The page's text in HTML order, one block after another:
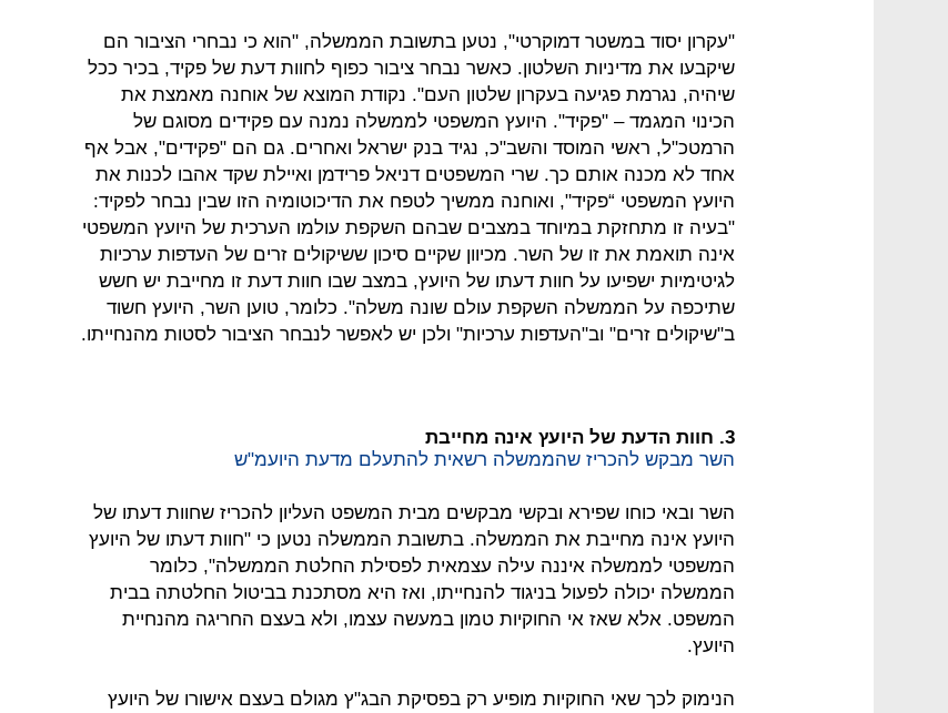
"עקרון יסוד במשטר דמוקרטי", נטען בתשובת הממשלה, "הוא כי נבחרי הציבור הם
שיקבעו את מדיניות השלטון. כאשר נבחר ציבור כפוף לחוות דעת של פקיד, בכיר ככל
שיהיה, נגרמת פגיעה בעקרון שלטון העם". נקודת המוצא של אוחנה מאמצת את
הכינוי המגמד – "פקיד". היועץ המשפטי לממשלה נמנה עם פקידים מסוגם של
הרמטכ"ל, ראשי המוסד והשב"כ, נגיד בנק ישראל ואחרים. גם הם "פקידים", אבל אף
אחד לא מכנה אותם כך. שרי המשפטים דניאל פרידמן ואיילת שקד אהבו לכנות את
היועץ המשפטי “פקיד", ואוחנה ממשיך לטפח את הדיכוטומיה הזו שבין נבחר לפקיד:
"בעיה זו מתחזקת במיוחד במצבים שבהם השקפת עולמו הערכית של היועץ המשפטי
אינה תואמת את זו של השר. מכיוון שקיים סיכון ששיקולים זרים של העדפות ערכיות
לגיטימיות ישפיעו על חוות דעתו של היועץ, במצב שבו חוות דעת זו מחייבת יש חשש
שתיכפה על הממשלה השקפת עולם שונה משלה". כלומר, טוען השר, היועץ חשוד
ב"שיקולים זרים" וב"העדפות ערכיות" ולכן יש לאפשר לנבחר הציבור לסטות מהנחייתו.
3. חוות הדעת של היועץ אינה מחייבת
השר מבקש להכריז שהממשלה רשאית להתעלם מדעת היועמ"ש
השר ובאי כוחו שפירא ובקשי מבקשים מבית המשפט העליון להכריז שחוות דעתו של
היועץ אינה מחייבת את הממשלה. בתשובת הממשלה נטען כי "חוות דעתו של היועץ
המשפטי לממשלה איננה עילה עצמאית לפסילת החלטת הממשלה", כלומר
הממשלה יכולה לפעול בניגוד להנחייתו, ואז היא מסתכנת בביטול החלטתה בבית
המשפט. אלא שאז אי החוקיות טמון במעשה עצמו, ולא בעצם החריגה מהנחיית
היועץ.
הנימוק לכך שאי החוקיות מופיע רק בפסיקת הבג"ץ מגולם בעצם אישורו של היועץ